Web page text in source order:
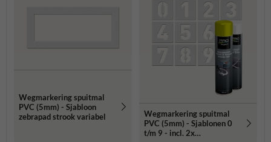
Wegmarkering spuitmal
PVC (5mm) - Sjabloon
zebrapad strook variabel
Wegmarkering spuitmal
PVC (5mm) - Sjablonen 0
t/m 9 - incl. 2x